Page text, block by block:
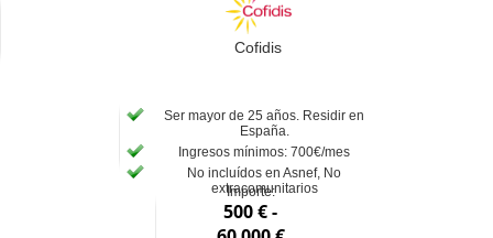
Cofidis
Ser mayor de 25 años. Residir en
España.
Ingresos mínimos: 700€/mes
No incluídos en Asnef, No
extracomunitarios
Importe:
500 € -